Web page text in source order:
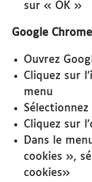
sur « OK »
Google
Ouvrez
Cliquez sur
menu
Cliquez sur
Dans le
cookies »,
cookies»